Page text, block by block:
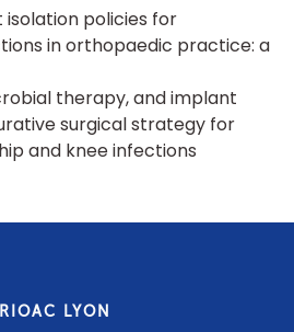
policies for
in orthopaedic practice: a
therapy, and implant
surgical strategy for
and knee infections
LYON